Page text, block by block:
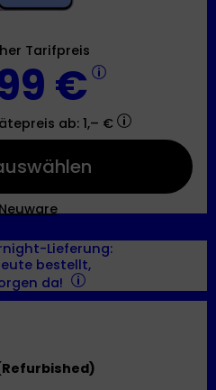
Tarifpreis
€
ab: 1,– €
Lieferung:
bestellt,
da!